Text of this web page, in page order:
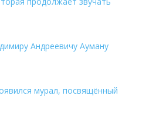
Андреевичу Ауману
мурал, посвящённый